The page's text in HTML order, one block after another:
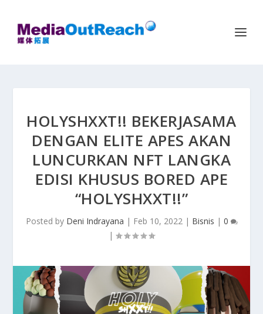
HOLYSHXXT!! BEKERJASAMA
DENGAN ELITE APES AKAN
LUNCURKAN NFT LANGKA
EDISI KHUSUS BORED APE
“HOLYSHXXT!!”
Posted by Deni Indrayana | Feb 10, 2022| Bisnis | 0
|